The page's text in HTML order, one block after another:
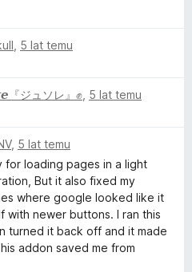
5 lat temu
『ジュソレ』✊ 5 lat temu
, 5 lat temu
for loading pages in a light
But it also fixed my
where google looked like it
with newer buttons. I ran this
turned it back off and it made
addon saved me from